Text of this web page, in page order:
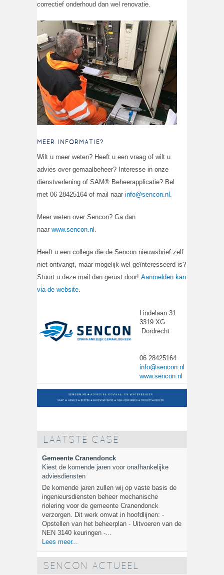
correctief onderhoud dan wel renovatie.
MEER INFORMATIE?
Wilt u meer weten? Heeft u een vraag of wilt u
advies over gemaalbeheer? Interesse in onze
dienstverlening of SAM® Beheerapplicatie? Bel
met 06 28425164 of mail naar info@sencon.nl .
Meer weten over Sencon? Ga dan
naar www.sencon.nl .
Heeft u een collega die de Sencon nieuwsbrief zelf
niet ontvangt, maar mogelijk wel geïnteresseerd is?
Stuurt u deze mail dan gerust door! Aanmelden kan
via de website.
Lindelaan 31
3319 XG
Dordrecht
06 28425164
info@sencon.nl
www.sencon.nl
LAATSTE CASE
Gemeente Cranendonck
Kiest de komende jaren voor onafhankelijke
adviesdiensten
De komende jaren zullen wij op vaste basis de
ingenieursdiensten beheer mechanische
riolering voor de gemeente Cranendonck
verzorgen. Dit werk omvat in hoofdlijnen: -
Opstellen van het beheerplan - Uitvoeren van de
NEN 3140 keuringen -...
Lees meer...
SENCON ACTUEEL